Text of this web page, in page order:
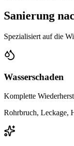
Sanierung
Spezialisiert auf die
Wasserschaden
Komplette
Rohrbruch, Leckage,